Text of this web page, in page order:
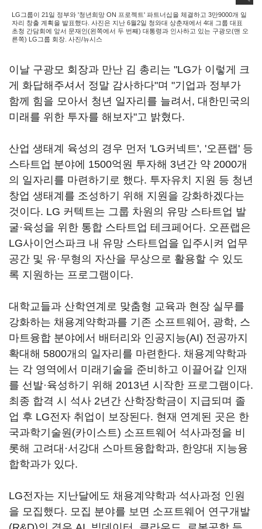
LG그룹이 21일 정부와 '청년희망 ON 프로젝트' 파트너십을 체결하고 3만9000개 일
자리 창출 계획을 발표했다. 사진은 지난 6월2일 청와대 상춘재에서 4대 그룹 대표
초청 간담회에 앞서 문재인(왼쪽에서 두 번째) 대통령과 인사하고 있는 구광모(맨 오
른쪽) LG그룹 회장. 사진/뉴시스
이날 구광모 회장과 만난 김 총리는 "LG가 이렇게 크
게 화답해주셔서 정말 감사하다"며 "기업과 정부가
함께 힘을 모아서 청년 일자리를 늘려서, 대한민국의
미래를 위한 투자를 해보자"고 밝혔다.
산업 생태계 육성의 경우 먼저 'LG커넥트', '오픈랩' 등
스타트업 분야에 1500억원 투자해 3년간 약 2000개
의 일자리를 마련하기로 했다. 투자유치 지원 등 청년
창업 생태계를 조성하기 위해 지원을 강화하겠다는
것이다. LG 커텍트는 그룹 차원의 유망 스타트업 발
굴·육성을 위한 통합 스타트업 테크페어다. 오픈랩은
LG사이언스파크 내 유망 스타트업을 입주시켜 업무
공간 및 유·무형의 자산을 무상으로 활용할 수 있도
록 지원하는 프로그램이다.
대학교들과 산학연계로 맞춤형 교육과 현장 실무를
강화하는 채용계약학과를 기존 소프트웨어, 광학, 스
마트융합 분야에서 배터리와 인공지능(AI) 전공까지
확대해 5800개의 일자리를 마련한다. 채용계약학과
는 각 영역에서 미래기술을 준비하고 이끌어갈 인재
를 선발·육성하기 위해 2013년 시작한 프로그램이다.
최종 합격 시 석사 2년간 산학장학금이 지급되며 졸
업 후 LG전자 취업이 보장된다. 현재 연계된 곳은 한
국과학기술원(카이스트) 소프트웨어 석사과정을 비
롯해 고려대·서강대 스마트융합학과, 한양대 지능융
합학과가 있다.
LG전자는 지난달에도 채용계약학과 석사과정 인원
을 모집했다. 모집 분야를 보면 소프트웨어 연구개발